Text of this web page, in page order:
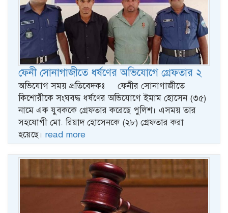
ফেনী সোনাগাজীতে ধর্ষণের অভিযোগে গ্রেফতার ২
অভিযোগ সময় প্রতিবেদকঃ ফেনীর সোনাগাজীতে
কিশোরীকে সংঘবদ্ধ ধর্ষণের অভিযোগে ইমাম হোসেন (৩৫)
নামে এক যুবককে গ্রেফতার করেছে পুলিশ। এসময় তার
সহযোগী মো. রিয়াদ হোসেনকে (২৮) গ্রেফতার করা
হয়েছে। read more